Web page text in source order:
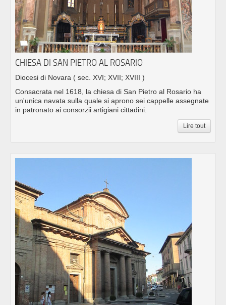
CHIESA DI SAN PIETRO AL ROSARIO
Diocesi di Novara ( sec. XVI; XVII; XVIII )
Consacrata nel 1618, la chiesa di San Pietro al Rosario ha
un'unica navata sulla quale si aprono sei cappelle assegnate
in patronato ai consorzii artigiani cittadini.
Lire tout